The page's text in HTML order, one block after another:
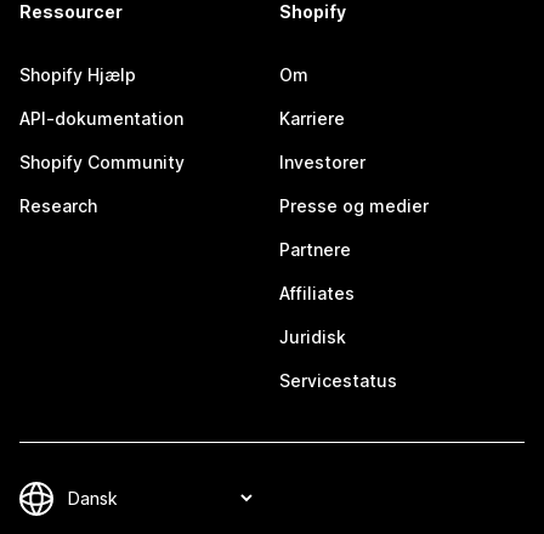
Ressourcer
Shopify Hjælp
API-dokumentation
Shopify Community
Research
Shopify
Om
Karriere
Investorer
Presse og medier
Partnere
Affiliates
Juridisk
Servicestatus